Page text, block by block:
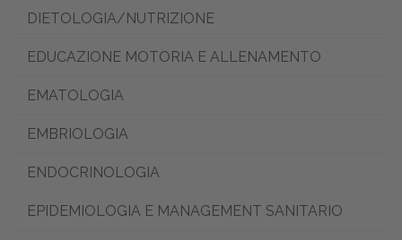
DIETOLOGIA/NUTRIZIONE
EDUCAZIONE MOTORIA E ALLENAMENTO
EMATOLOGIA
EMBRIOLOGIA
ENDOCRINOLOGIA
EPIDEMIOLOGIA E MANAGEMENT SANITARIO